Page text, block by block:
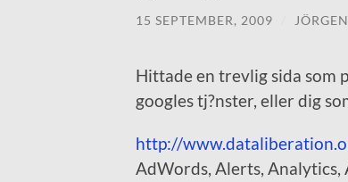
15 SEPTEMBER, 2009 JÖRGEN
Hittade en trevlig sida som
googles tj?nster, eller dig
http://
AdWords, Alerts, Analytics,